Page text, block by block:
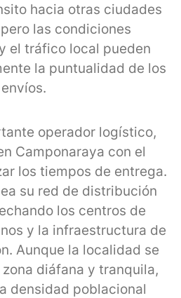
hacia otras ciudades
las condiciones
el tráfico local pueden
la puntualidad de los
envíos.
operador logístico,
Camponaraya con el
los tiempos de entrega.
su red de distribución
los centros de
y la infraestructura de
Aunque la localidad se
diáfana y tranquila,
densidad poblacional